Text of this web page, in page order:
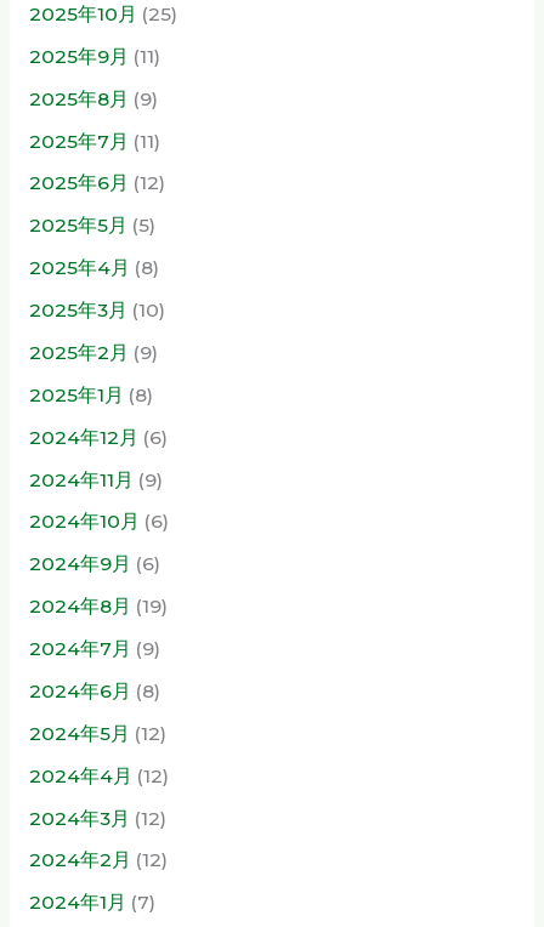
2025年10月 (25)
2025年9月 (11)
2025年8月 (9)
2025年7月 (11)
2025年6月 (12)
2025年5月 (5)
2025年4月 (8)
2025年3月 (10)
2025年2月 (9)
2025年1月 (8)
2024年12月 (6)
2024年11月 (9)
2024年10月 (6)
2024年9月 (6)
2024年8月 (19)
2024年7月 (9)
2024年6月 (8)
2024年5月 (12)
2024年4月 (12)
2024年3月 (12)
2024年2月 (12)
2024年1月 (7)